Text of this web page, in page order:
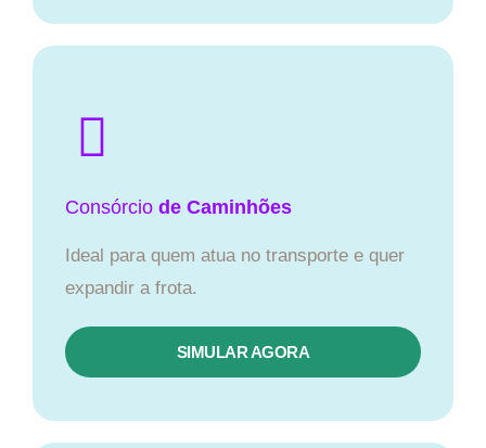
Consórcio de Caminhões
Ideal para quem atua no transporte e quer
expandir a frota.
SIMULAR AGORA